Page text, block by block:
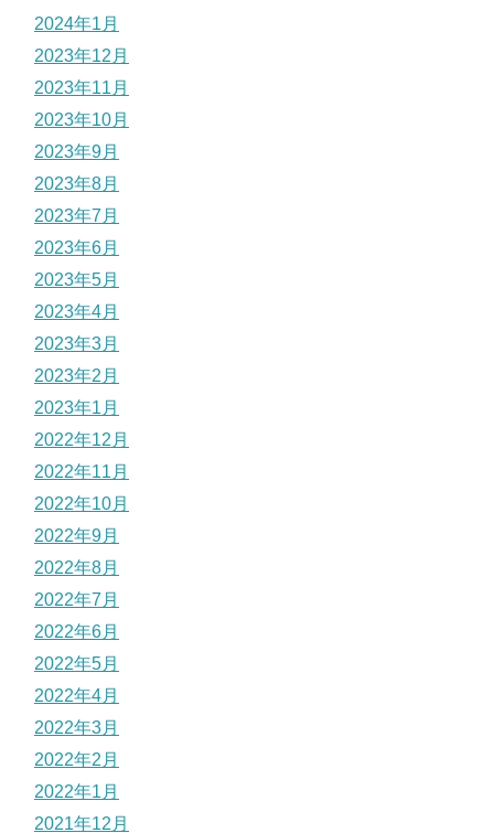
2024年1月
2023年12月
2023年11月
2023年10月
2023年9月
2023年8月
2023年7月
2023年6月
2023年5月
2023年4月
2023年3月
2023年2月
2023年1月
2022年12月
2022年11月
2022年10月
2022年9月
2022年8月
2022年7月
2022年6月
2022年5月
2022年4月
2022年3月
2022年2月
2022年1月
2021年12月